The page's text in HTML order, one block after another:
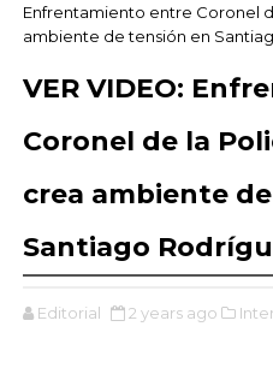
Enfrentamiento entre Coronel
ambiente de tensión en
VER VIDEO:
Coronel de la
crea ambiente
Santiago
Editorial 2 years ago